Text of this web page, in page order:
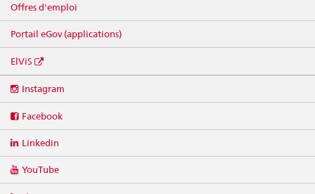
Offres d'emploi
Portail eGov (applications)
ElViS
media
Instagram
Facebook
Linkedin
YouTube